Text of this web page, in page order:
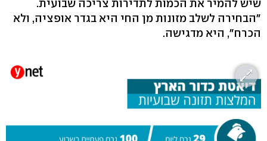
שיש להמיר את הכמות לתדירות צריכה שבועית.
"הבחירה לשלב מזונות מן החי היא בגדר אופציה, ולא
הכרח", היא מדגישה.